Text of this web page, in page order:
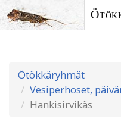
Ötökkäryhmät
Vesiperhoset,
Hankisirvikäs